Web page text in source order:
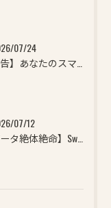
07/24
07/12